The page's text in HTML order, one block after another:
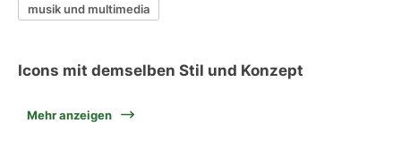
musik und multimedia
Icons mit demselben Stil und Konzept
Mehr anzeigen